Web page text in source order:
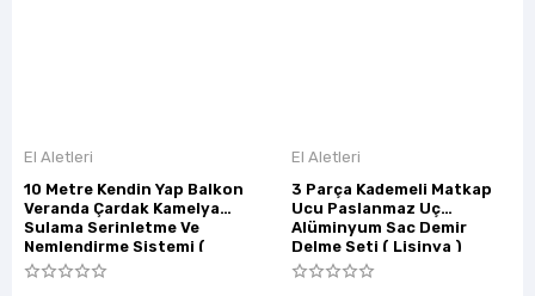
El Aletleri
10 Metre Kendin Yap Balkon
Veranda Çardak Kamelya
Sulama Serinletme Ve
Nemlendirme Sistemi (
Lisinya )
El Aletleri
3 Parça Kademeli Matkap
Ucu Paslanmaz Uç
Alüminyum Sac Demir
Delme Seti ( Lisinya )